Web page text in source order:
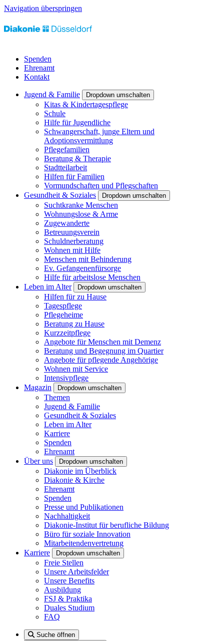
Navigation überspringen
Spenden
Ehrenamt
Kontakt
Jugend & Familie Dropdown umschalten
Kitas & Kindertagespflege
Schule
Hilfe für Jugendliche
Schwangerschaft, junge Eltern und
Adoptionsvermittlung
Pflegefamilien
Beratung & Therapie
Stadtteilarbeit
Hilfen für Familien
Vormundschaften und Pflegschaften
Gesundheit & Soziales
Dropdown umschalten
Suchtkranke Menschen
Wohnungslose & Arme
Zugewanderte
Betreuungsverein
Schuldnerberatung
Wohnen mit Hilfe
Menschen mit Behinderung
Ev. Gefangenenfürsorge
Hilfe für arbeitslose Menschen
Leben im Alter
Dropdown umschalten
Hilfen für zu Hause
Tagespflege
Pflegeheime
Beratung zu Hause
Kurzzeitpflege
Angebote für Menschen mit Demenz
Beratung und Begegnung im Quartier
Angebote für pflegende Angehörige
Wohnen mit Service
Intensivpflege
Magazin
Dropdown umschalten
Themen
Jugend & Familie
Gesundheit & Soziales
Leben im Alter
Karriere
Spenden
Ehrenamt
Über uns
Dropdown umschalten
Diakonie im Überblick
Diakonie & Kirche
Ehrenamt
Spenden
Presse und Publikationen
Nachhaltigkeit
Diakonie-Institut für berufliche Bildung
Büro für soziale Innovation
Mitarbeitendenvertretung
Karriere
Dropdown umschalten
Freie Stellen
Unsere Arbeitsfelder
Unsere Benefits
Ausbildung
FSJ & Praktika
Duales Studium
FAQ
Suche öffnen